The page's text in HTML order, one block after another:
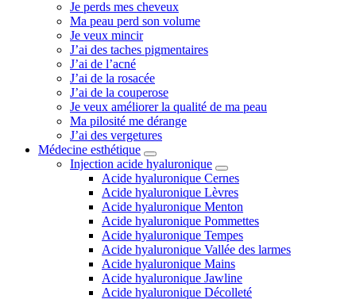
Je perds mes cheveux
Ma peau perd son volume
Je veux mincir
J’ai des taches pigmentaires
J’ai de l’acné
J’ai de la rosacée
J’ai de la couperose
Je veux améliorer la qualité de ma peau
Ma pilosité me dérange
J’ai des vergetures
Médecine esthétique
Injection acide hyaluronique
Acide hyaluronique Cernes
Acide hyaluronique Lèvres
Acide hyaluronique Menton
Acide hyaluronique Pommettes
Acide hyaluronique Tempes
Acide hyaluronique Vallée des larmes
Acide hyaluronique Mains
Acide hyaluronique Jawline
Acide hyaluronique Décolleté